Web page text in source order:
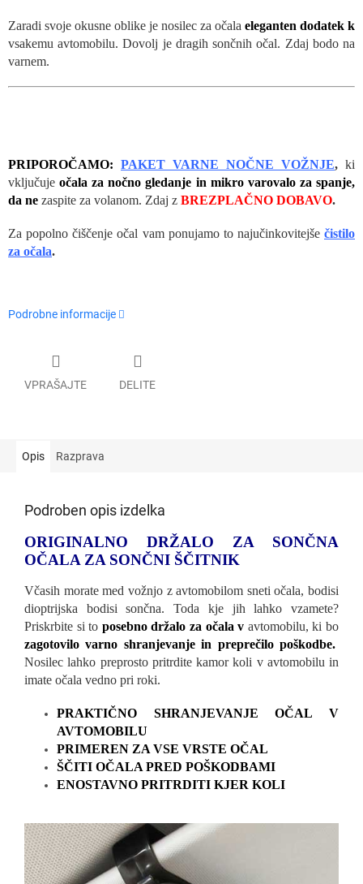
Zaradi svoje okusne oblike je nosilec za očala eleganten dodatek k
vsakemu avtomobilu. Dovolj je dragih sončnih očal. Zdaj bodo na
varnem.
PRIPOROČAMO: PAKET VARNE NOČNE VOŽNJE, ki
vključujeočala za nočno gledanje in mikro varovalo za spanje,
da ne zaspite za volanom. Zdaj z BREZPLAČNO DOBAVO.
Za popolno čiščenje očal vam ponujamo to najučinkovitejše čistilo
za očala.
Podrobne informacije
VPRAŠAJTE DELITE
Opis Razprava
Podroben opis izdelka
ORIGINALNO DRŽALO ZA SONČNA
OČALA ZA SONČNI ŠČITNIK
Včasih morate med vožnjo z avtomobilom sneti očala, bodisi
dioptrijska bodisi sončna. Toda kje jih lahko vzamete?
Priskrbite si to posebno držalo za očala v avtomobilu, ki bo
zagotovilo varno shranjevanje in preprečilo poškodbe.
Nosilec lahko preprosto pritrdite kamor koli v avtomobilu in
imate očala vedno pri roki.
PRAKTIČNO SHRANJEVANJE OČAL V
AVTOMOBILU
PRIMEREN ZA VSE VRSTE OČAL
ŠČITI OČALA PRED POŠKODBAMI
ENOSTAVNO PRITRDITI KJER KOLI